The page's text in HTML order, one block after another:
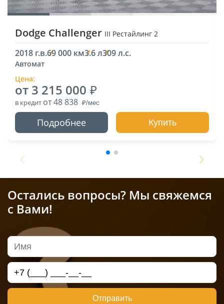
Dodge Challenger III Рестайлинг 2
2018 г.в.69 000 км3.6 л309 л.с.
Автомат
Цена:
от 3 215 000
в кредит от 48 838
Подробнее Купить
Остались вопросы? Мы свяжемся
с Вами!
Отправить